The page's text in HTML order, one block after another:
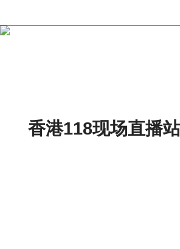
香港118现场直播